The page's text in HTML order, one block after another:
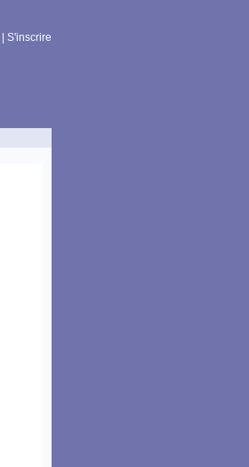
S'inscrire